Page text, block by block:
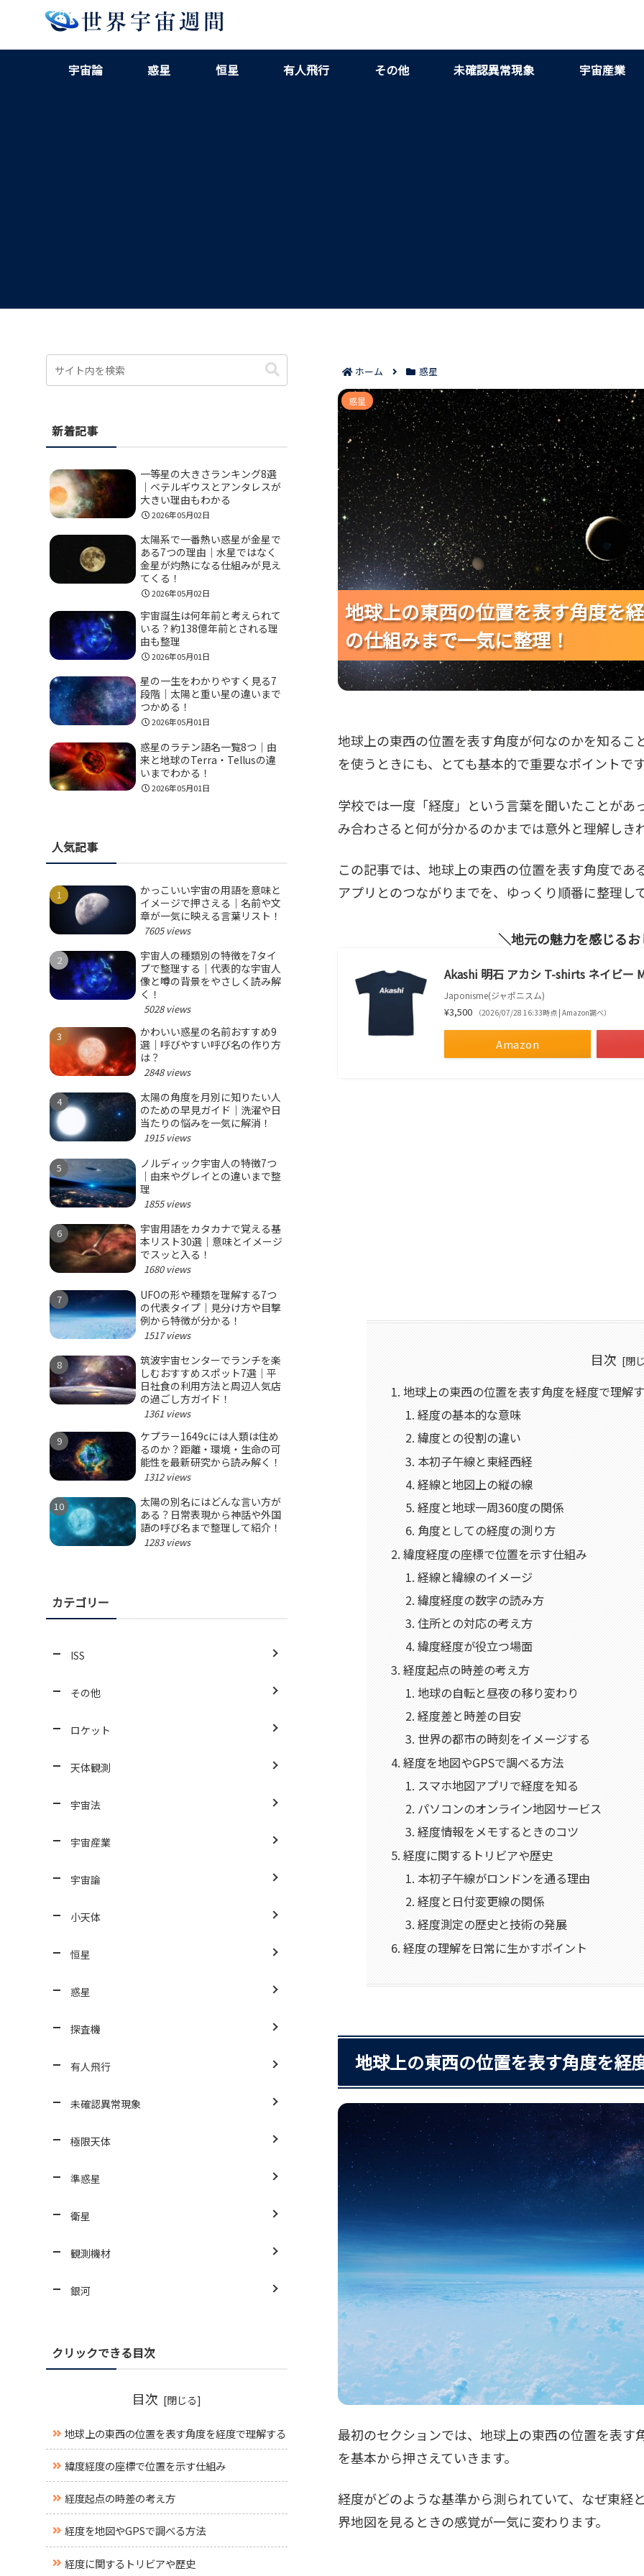
宇宙論 惑星 恒星 有人飛行 その他 未確認異常現象 宇宙産業
ホーム 惑星
地球上の東西の位置を表す角度を経度で理解す
地球上の東西の位置を表す角度を
の仕組みまで一気に整理！
地球上の東西の位置を表す角度を
の仕組みまで一気に整理！
地球上の東西の位置を表す角度を
の仕組みまで一気に整理！
惑星
地球上の東西の位置を表す角度が何なのかを知る
を使うときにも、とても基本的で重要なポイントで
学校では一度「経度」という言葉を聞いたことがあ
み合わさると何が分かるのかまでは意外と理解しき
この記事では、地球上の東西の位置を表す角度で
アプリとのつながりまでを、ゆっくり順番に整理し
地元の魅力を感じる
Akashi 明石 アカシ T-shirts ネイビー
Japonisme(ジャポニスム)
¥3,500 （2026/07/28 16:33時点 | Amazon調べ）
Amazon
目次
地球上の東西の位置を表す角度を経度で理解
経度の基本的な意味
緯度との役割の違い
本初子午線と東経西経
経線と地図上の縦の線
経度と地球一周360度の関係
角度としての経度の測り方
緯度経度の座標で位置を示す仕組み
経線と緯線のイメージ
緯度経度の数字の読み方
住所との対応の考え方
緯度経度が役立つ場面
経度起点の時差の考え方
地球の自転と昼夜の移り変わり
経度差と時差の目安
世界の都市の時刻をイメージする
経度を地図やGPSで調べる方法
スマホ地図アプリで経度を知る
パソコンのオンライン地図サービス
経度情報をメモするときのコツ
経度に関するトリビアや歴史
本初子午線がロンドンを通る理由
経度と日付変更線の関係
経度測定の歴史と技術の発展
経度の理解を日常に生かすポイント
地球上の東西の位置を表す角度を経
最初のセクションでは、地球上の東西の位置を表
を基本から押さえていきます。
経度がどのような基準から測られていて、なぜ東
界地図を見るときの感覚が一気に変わります。
新着記事
一等星の大きさランキング8選
｜ベテルギウスとアンタレスが
大きい理由もわかる
2026年05月02日
太陽系で一番熱い惑星が金星で
ある7つの理由｜水星ではなく
金星が灼熱になる仕組みが見え
てくる！
2026年05月02日
宇宙誕生は何年前と考えられて
いる？約138億年前とされる理
由も整理
2026年05月01日
星の一生をわかりやすく見る7
段階｜太陽と重い星の違いまで
つかめる！
2026年05月01日
惑星のラテン語名一覧8つ｜由
来と地球のTerra・Tellusの違
いまでわかる！
2026年05月01日
人気記事
かっこいい宇宙の用語を意味と
イメージで押さえる｜名前や文
章が一気に映える言葉リスト！
7605 views
宇宙人の種類別の特徴を7タイ
プで整理する｜代表的な宇宙人
像と噂の背景をやさしく読み解
く！
5028 views
かわいい惑星の名前おすすめ9
選｜呼びやすい呼び名の作り方
は？
2848 views
太陽の角度を月別に知りたい人
のための早見ガイド｜洗濯や日
当たりの悩みを一気に解消！
1915 views
ノルディック宇宙人の特徴7つ
｜由来やグレイとの違いまで整
理
1855 views
宇宙用語をカタカナで覚える基
本リスト30選｜意味とイメージ
でスッと入る！
1680 views
UFOの形や種類を理解する7つ
の代表タイプ｜見分け方や目撃
例から特徴が分かる！
1517 views
筑波宇宙センターでランチを楽
しむおすすめスポット7選｜平
日社食の利用方法と周辺人気店
の過ごし方ガイド！
1361 views
ケプラー1649cには人類は住め
るのか？距離・環境・生命の可
能性を最新研究から読み解く！
1312 views
太陽の別名にはどんな言い方が
ある？日常表現から神話や外国
語の呼び名まで整理して紹介！
1283 views
カテゴリー
ISS
その他
ロケット
天体観測
宇宙法
宇宙産業
宇宙論
小天体
恒星
惑星
探査機
有人飛行
未確認異常現象
極限天体
準惑星
衛星
観測機材
銀河
クリックできる目次
目次
地球上の東西の位置を表す角度を経度で理解する
緯度経度の座標で位置を示す仕組み
経度起点の時差の考え方
経度を地図やGPSで調べる方法
経度に関するトリビアや歴史